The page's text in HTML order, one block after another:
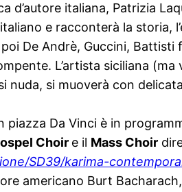
d’autore italiana, Patrizia
e racconterà la
De Andrè, Guccini,
L’artista siciliana
nuda, si muoverà con
Da Vinci è in
Choir e il Mass Choir
SD39/karima-
americano Burt